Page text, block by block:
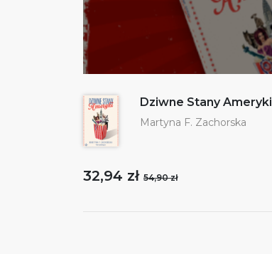
Dziwne Stany Ameryki
Martyna F. Zachorska
32,94 zł 54,90 zł